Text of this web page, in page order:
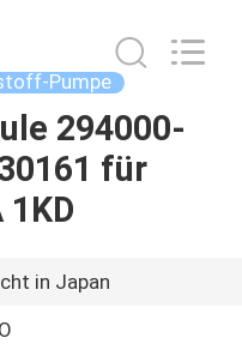
Pumpe
294000-
für
1KD
in Japan